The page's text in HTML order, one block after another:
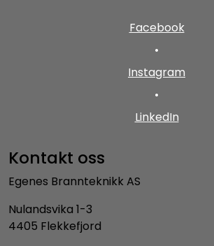
Facebook
•
Instagram
•
LinkedIn
Kontakt oss
Egenes Brannteknikk AS
Nulandsvika 1-3
4405 Flekkefjord